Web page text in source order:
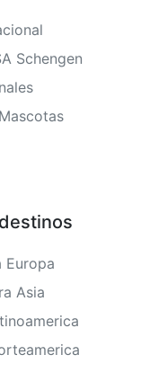
Schengen
Europa
Asia